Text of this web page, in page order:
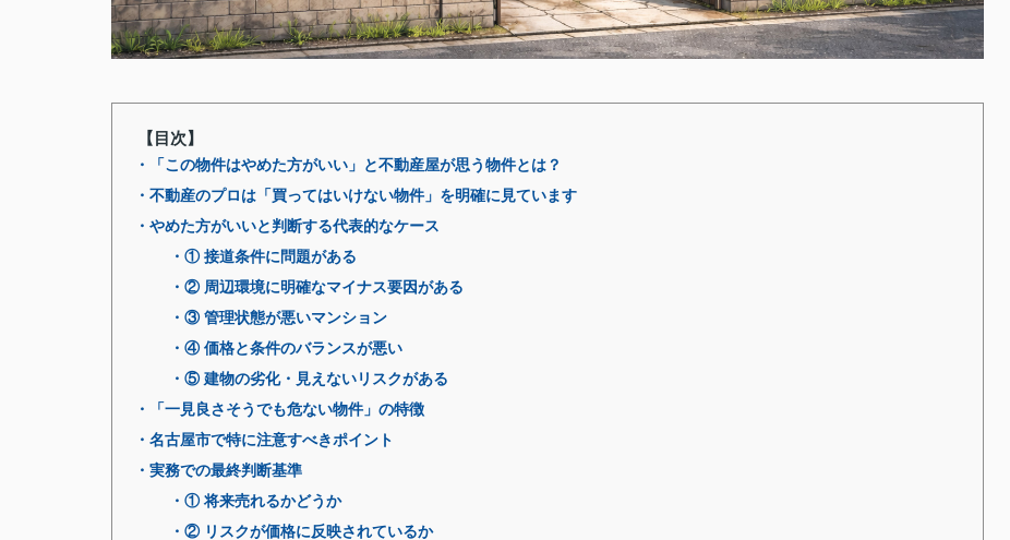
【目次】
・「この物件はやめた方がいい」と不動産屋が思う物件とは？
・不動産のプロは「買ってはいけない物件」を明確に見ています
・やめた方がいいと判断する代表的なケース
・① 接道条件に問題がある
・② 周辺環境に明確なマイナス要因がある
・③ 管理状態が悪いマンション
・④ 価格と条件のバランスが悪い
・⑤ 建物の劣化・見えないリスクがある
・「一見良さそうでも危ない物件」の特徴
・名古屋市で特に注意すべきポイント
・実務での最終判断基準
・① 将来売れるかどうか
・② リスクが価格に反映されているか